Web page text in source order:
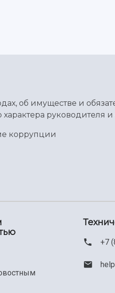
об имуществе и
руководителя
коррупции
+7